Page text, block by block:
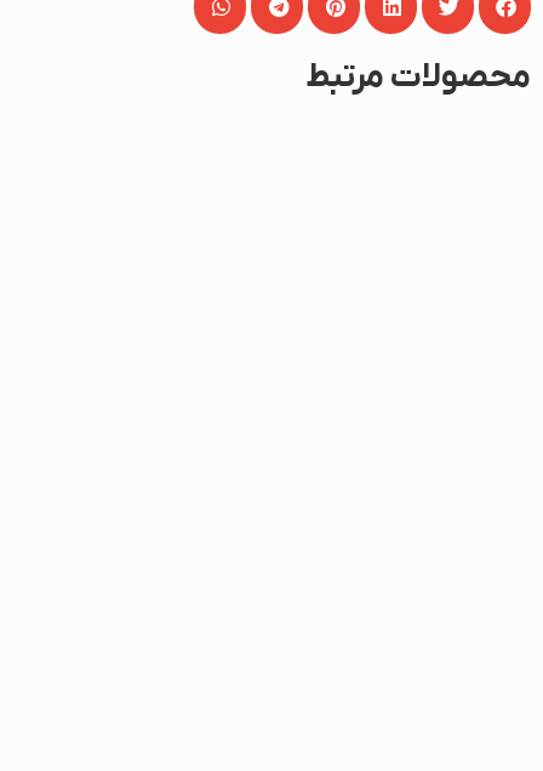
محصولات مرتبط